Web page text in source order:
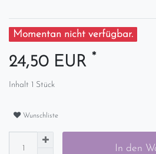
Momentan nicht verfügbar.
24,50 EUR *
Inhalt 1 Stück
Wunschliste
In den